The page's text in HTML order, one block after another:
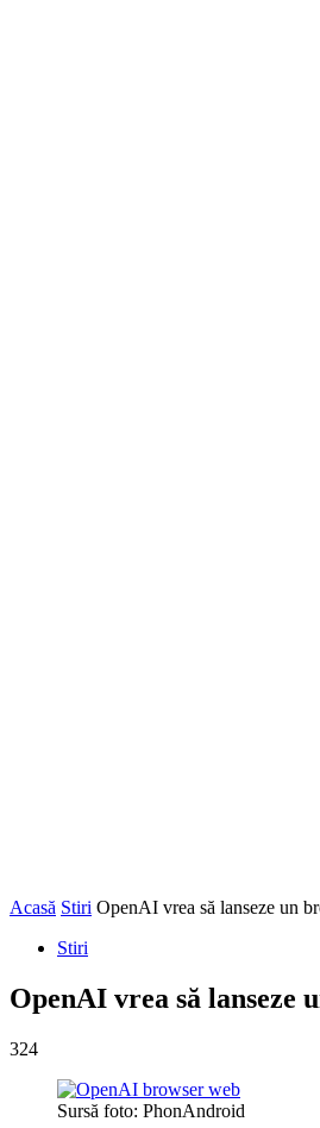
Acasă Stiri OpenAI vrea să lanseze un
Stiri
OpenAI vrea să lanseze
324
Sursă foto: PhonAndroid